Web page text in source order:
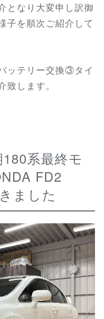
となり大変申し訳御
子を順次ご紹介して
ッテリー交換③タイ
します。
FD2
ました